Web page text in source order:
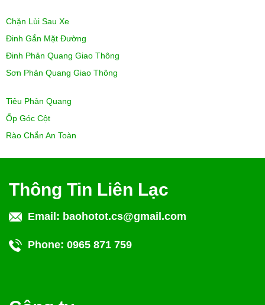
Chặn Lùi Sau Xe
Đinh Gắn Mặt Đường
Đinh Phản Quang Giao Thông
Sơn Phản Quang Giao Thông
Tiêu Phản Quang
Ốp Góc Cột
Rào Chắn An Toàn
Thông Tin Liên Lạc
Email: baohotot.cs@gmail.com
Phone: 0965 871 759